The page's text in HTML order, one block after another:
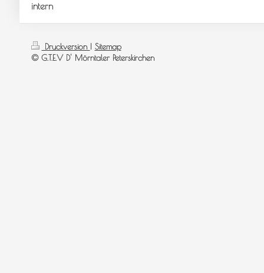
intern
Druckversion
Sitemap
© G.T.E.V D' Mörntaler Peterskirchen